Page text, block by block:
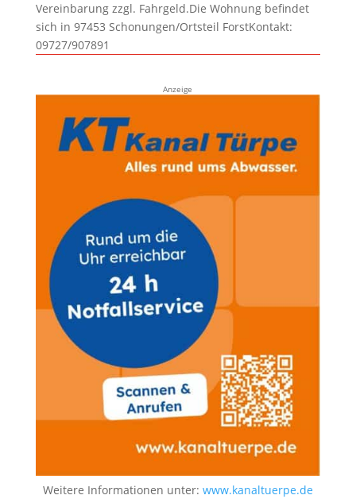
Vereinbarung zzgl. Fahrgeld.Die Wohnung befindet
sich in 97453 Schonungen/Ortsteil ForstKontakt:
09727/907891
Anzeige
Weitere Informationen unter: www.kanaltuerpe.de